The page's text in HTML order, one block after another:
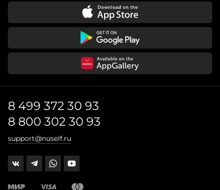
8 499 372 30 93
8 800 302 30 93
support@nuself.ru